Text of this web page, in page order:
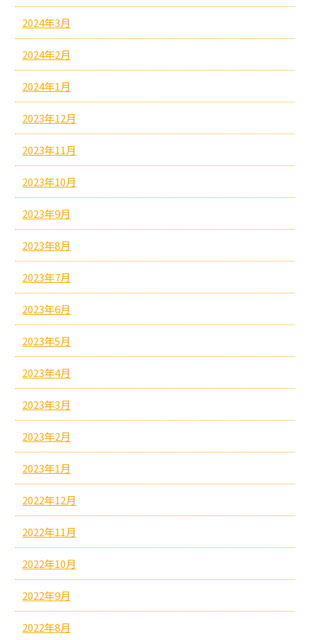
2024年3月
2024年2月
2024年1月
2023年12月
2023年11月
2023年10月
2023年9月
2023年8月
2023年7月
2023年6月
2023年5月
2023年4月
2023年3月
2023年2月
2023年1月
2022年12月
2022年11月
2022年10月
2022年9月
2022年8月